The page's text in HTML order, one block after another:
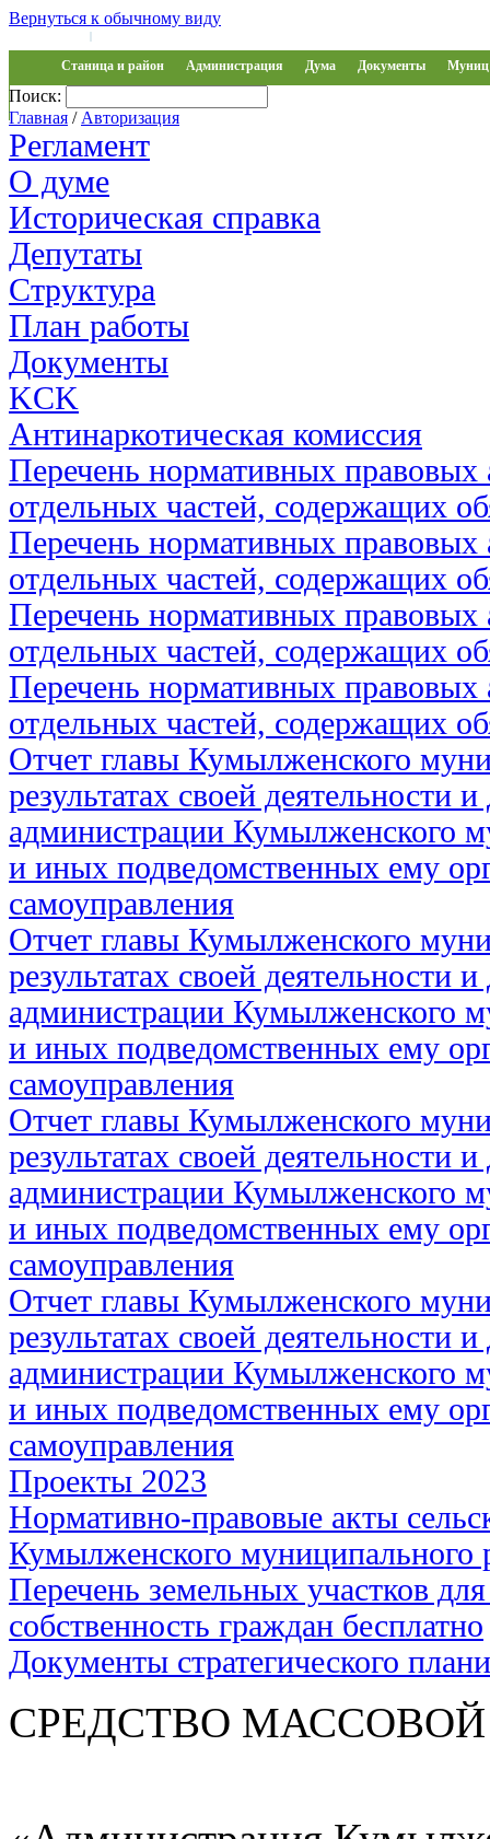
Вернуться к обычному виду
|
Станица и район Администрация Дума Документы Муниц
Обращения
Поиск:
Главная / Авторизация
Регламент
О думе
Историческая справка
Депутаты
Структура
План работы
Документы
KCK
Антинаркотическая комиссия
Перечень нормативных правовых
отдельных частей, содержащих
Перечень нормативных правовых
отдельных частей, содержащих
Перечень нормативных правовых
отдельных частей, содержащих
Перечень нормативных правовых
отдельных частей, содержащих
Отчет главы Кумылженского
результатах своей деятельности
администрации Кумылженского
и иных подведомственных ему
самоуправления
Отчет главы Кумылженского
результатах своей деятельности
администрации Кумылженского
и иных подведомственных ему
самоуправления
Отчет главы Кумылженского
результатах своей деятельности
администрации Кумылженского
и иных подведомственных ему
самоуправления
Отчет главы Кумылженского
результатах своей деятельности
администрации Кумылженского
и иных подведомственных ему
самоуправления
Проекты 2023
Нормативно-правовые акты
Кумылженского муниципального
Перечень земельных участков
собственность граждан бесплатно
Документы стратегического
СРЕДСТВО